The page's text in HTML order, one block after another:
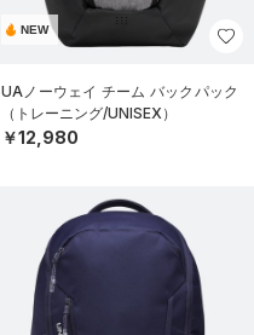
NEW
UAノーウェイ チーム バックパック
（トレーニング/UNISEX）
￥12,980